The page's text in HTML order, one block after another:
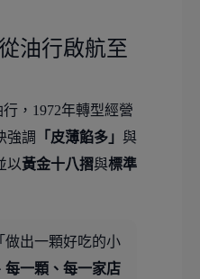
油行啟航至
，1972年轉型經營
強調
「皮薄餡多」 與
以黃金十八摺與標準
做出一顆好吃的小
每一顆、每一家店